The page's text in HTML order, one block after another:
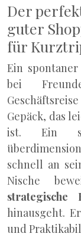
Der
guter
für
Ein
bei
Gepäck, das
ist. Ein
schnell an
Nische
strategische
hinausgeht.
und